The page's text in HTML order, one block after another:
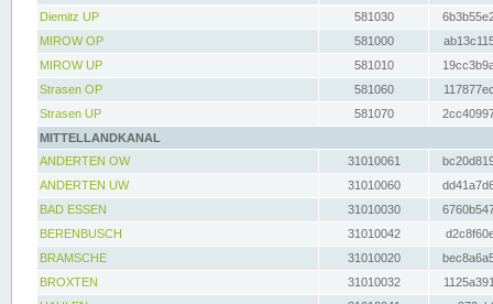
Diemitz UP
581030
MIROW OP
581000
MIROW UP
581010
Strasen OP
581060
Strasen UP
581070
MITTELLANDKANAL
ANDERTEN OW
31010061
ANDERTEN UW
31010060
BAD ESSEN
31010030
BERENBUSCH
31010042
BRAMSCHE
31010020
BROXTEN
31010032